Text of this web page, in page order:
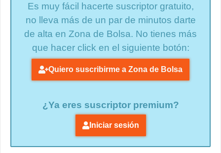
Es muy fácil hacerte suscriptor gratuito,
no lleva más de un par de minutos darte
de alta en Zona de Bolsa. No tienes más
que hacer click en el siguiente botón:
Quiero suscribirme a Zona de Bolsa
¿Ya eres suscriptor premium?
Iniciar sesión